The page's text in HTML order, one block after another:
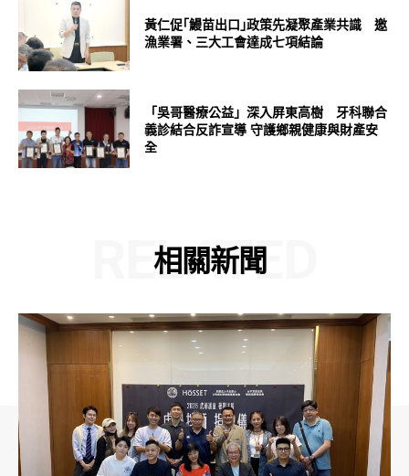
黃仁促｢鰻苗出口｣政策先凝聚產業共識 邀
漁業署、三大工會達成七項結論
「吳哥醫療公益」深入屏東高樹 牙科聯合
義診結合反詐宣導 守護鄉親健康與財產安
全
相關新聞
RELATED